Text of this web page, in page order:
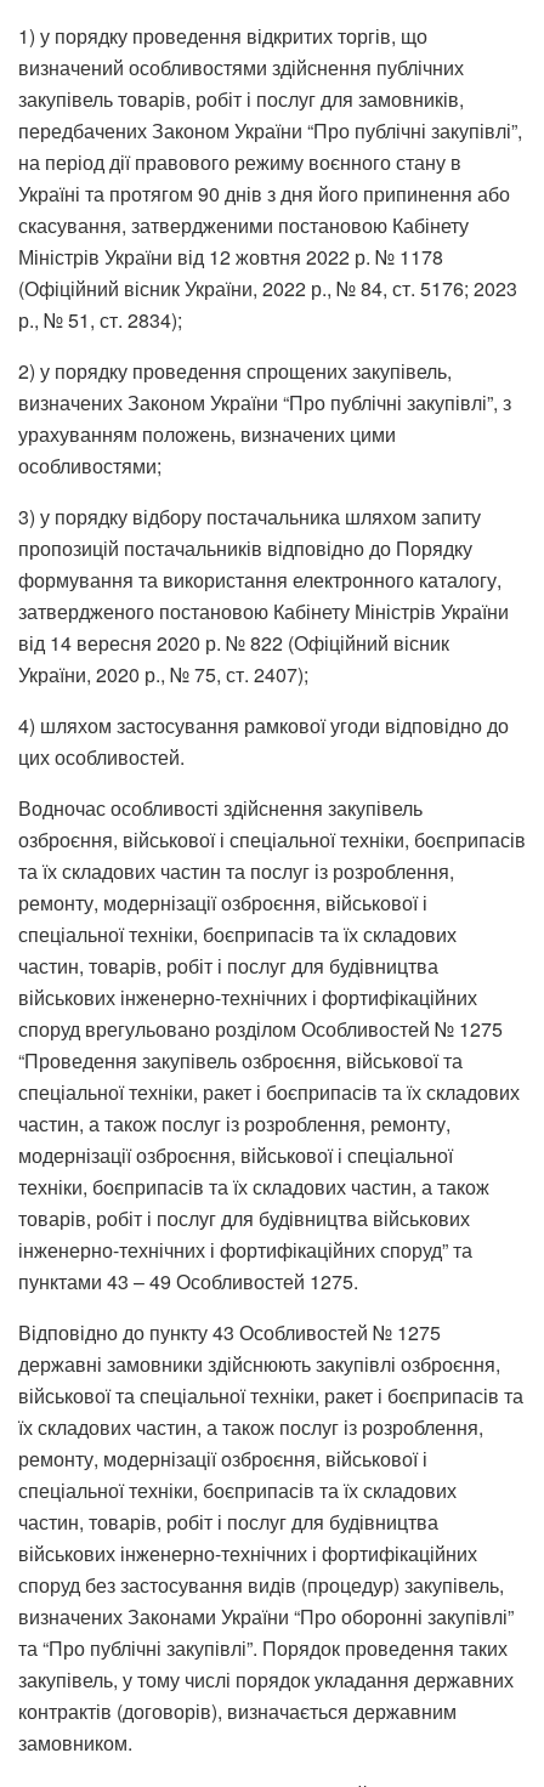
1) у порядку проведення відкритих торгів, що
визначений особливостями здійснення публічних
закупівель товарів, робіт і послуг для замовників,
передбачених Законом України “Про публічні закупівлі”,
на період дії правового режиму воєнного стану в
Україні та протягом 90 днів з дня його припинення або
скасування, затвердженими постановою Кабінету
Міністрів України від 12 жовтня 2022 р. № 1178
(Офіційний вісник України, 2022 р., № 84, ст. 5176; 2023
р., № 51, ст. 2834);
2) у порядку проведення спрощених закупівель,
визначених Законом України “Про публічні закупівлі”, з
урахуванням положень, визначених цими
особливостями;
3) у порядку відбору постачальника шляхом запиту
пропозицій постачальників відповідно до Порядку
формування та використання електронного каталогу,
затвердженого постановою Кабінету Міністрів України
від 14 вересня 2020 р. № 822 (Офіційний вісник
України, 2020 р., № 75, ст. 2407);
4) шляхом застосування рамкової угоди відповідно до
цих особливостей.
Водночас особливості здійснення закупівель
озброєння, військової і спеціальної техніки, боєприпасів
та їх складових частин та послуг із розроблення,
ремонту, модернізації озброєння, військової і
спеціальної техніки, боєприпасів та їх складових
частин, товарів, робіт і послуг для будівництва
військових інженерно-технічних і фортифікаційних
споруд врегульовано розділом Особливостей № 1275
“Проведення закупівель озброєння, військової та
спеціальної техніки, ракет і боєприпасів та їх складових
частин, а також послуг із розроблення, ремонту,
модернізації озброєння, військової і спеціальної
техніки, боєприпасів та їх складових частин, а також
товарів, робіт і послуг для будівництва військових
інженерно-технічних і фортифікаційних споруд” та
пунктами 43 – 49 Особливостей 1275.
Відповідно до пункту 43 Особливостей № 1275
державні замовники здійснюють закупівлі озброєння,
військової та спеціальної техніки, ракет і боєприпасів та
їх складових частин, а також послуг із розроблення,
ремонту, модернізації озброєння, військової і
спеціальної техніки, боєприпасів та їх складових
частин, товарів, робіт і послуг для будівництва
військових інженерно-технічних і фортифікаційних
споруд без застосування видів (процедур) закупівель,
визначених Законами України “Про оборонні закупівлі”
та “Про публічні закупівлі”. Порядок проведення таких
закупівель, у тому числі порядок укладання державних
контрактів (договорів), визначається державним
замовником.